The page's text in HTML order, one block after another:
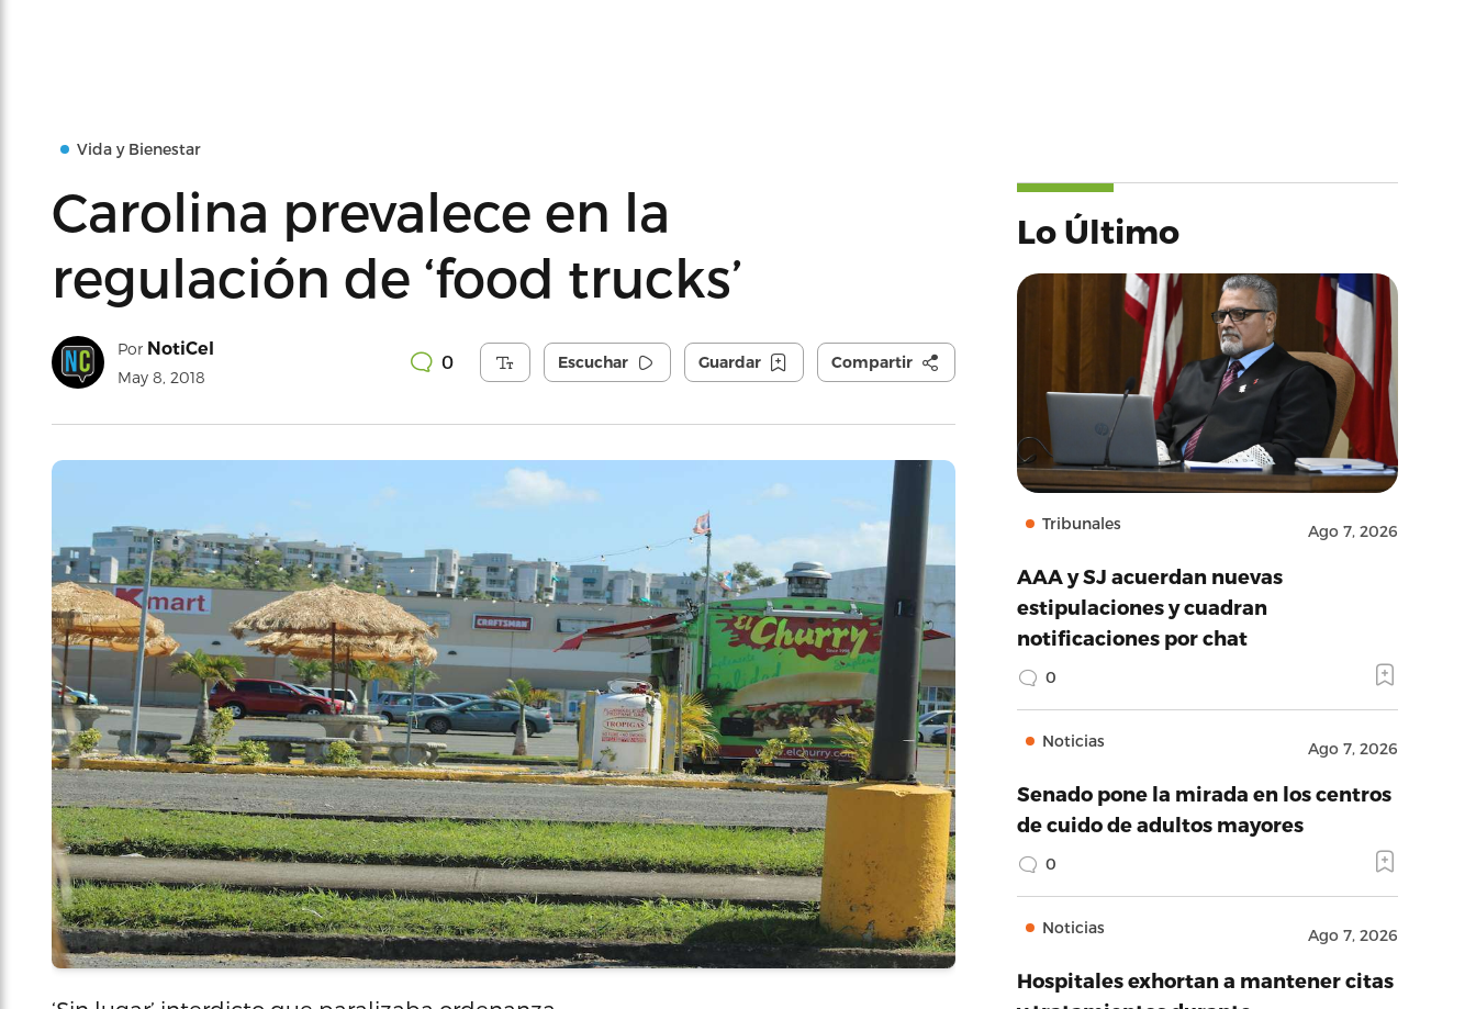
Vida y Bienestar
Carolina prevalece en la
regulación de ‘food trucks’
Por NotiCel
May 8, 2018
0 Escuchar Guardar Compartir
Lo Último
Tribunales Ago 7, 2026
AAA y SJ acuerdan nuevas
estipulaciones y cuadran
notificaciones por chat
0
Noticias Ago 7, 2026
Senado pone la mirada en los centros
de cuido de adultos mayores
0
Noticias Ago 7, 2026
Hospitales exhortan a mantener citas